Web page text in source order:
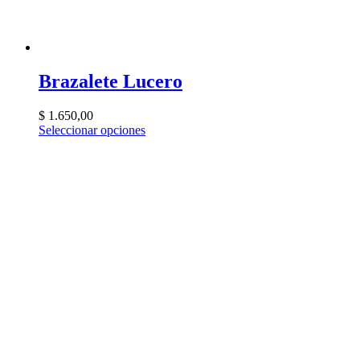
Brazalete Lucero
$ 1.650,00
Seleccionar opciones